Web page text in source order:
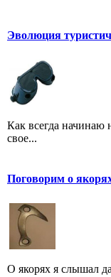
Эволюция
Как всегда начинаю
свое...
Поговорим о
О якорях я слышал